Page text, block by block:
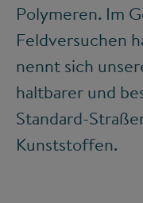
Polymeren. Im
Feldversuchen
nennt sich
haltbarer und
Standard-
Kunststoffen.